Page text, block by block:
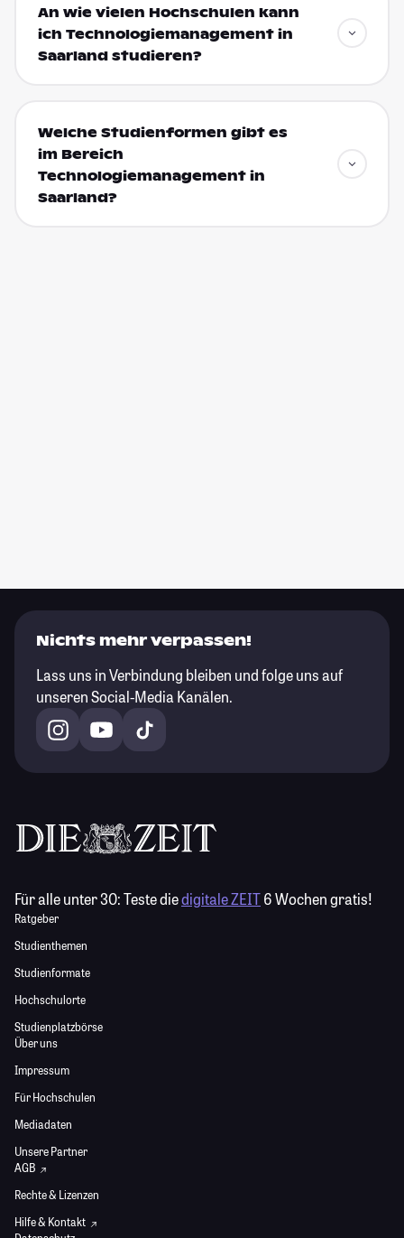
An wie vielen Hochschulen kann
ich Technologiemanagement in
Saarland studieren?
Welche Studienformen gibt es
im Bereich
Technologiemanagement in
Saarland?
Nichts mehr verpassen!
Lass uns in Verbindung bleiben und folge uns auf
unseren Social-Media Kanälen.
Für alle unter 30:Teste diedigitale ZEIT6 Wochen gratis!
Ratgeber
Studienthemen
Studienformate
Hochschulorte
Studienplatzbörse
Über uns
Impressum
Für Hochschulen
Mediadaten
Unsere Partner
AGB
Rechte & Lizenzen
Hilfe & Kontakt